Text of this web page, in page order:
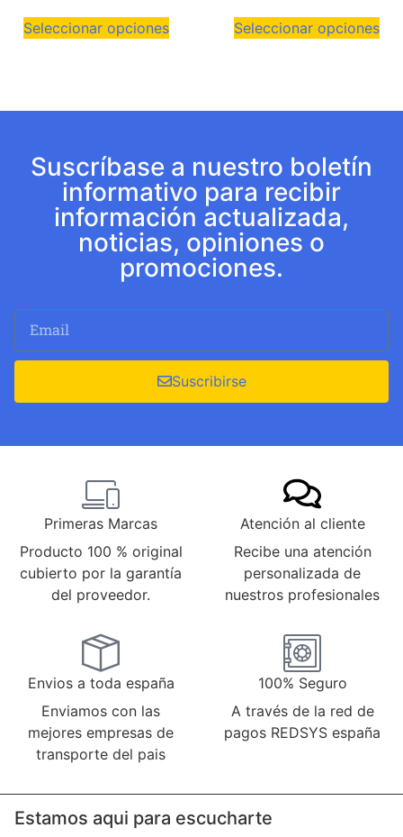
Seleccionar opciones Seleccionar opciones
Suscríbase a nuestro boletín
informativo para recibir
información actualizada,
noticias, opiniones o
promociones.
Suscribirse
Primeras Marcas
Producto 100 % original
cubierto por la garantía
del proveedor.
Atención al cliente
Recibe una atención
personalizada de
nuestros profesionales
Envios a toda españa
Enviamos con las
mejores empresas de
transporte del pais
100% Seguro
A través de la red de
pagos REDSYS españa
Estamos aqui para escucharte